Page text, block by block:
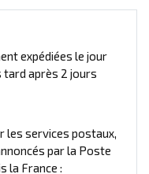
expédiées le jour
tard après 2 jours
les services postaux,
par la Poste
la France :